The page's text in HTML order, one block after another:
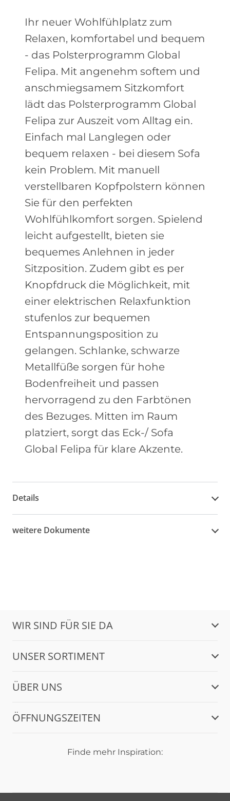
Ihr neuer Wohlfühlplatz zum
Relaxen, komfortabel und bequem
- das Polsterprogramm Global
Felipa. Mit angenehm softem und
anschmiegsamem Sitzkomfort
lädt das Polsterprogramm Global
Felipa zur Auszeit vom Alltag ein.
Einfach mal Langlegen oder
bequem relaxen - bei diesem Sofa
kein Problem. Mit manuell
verstellbaren Kopfpolstern können
Sie für den perfekten
Wohlfühlkomfort sorgen. Spielend
leicht aufgestellt, bieten sie
bequemes Anlehnen in jeder
Sitzposition. Zudem gibt es per
Knopfdruck die Möglichkeit, mit
einer elektrischen Relaxfunktion
stufenlos zur bequemen
Entspannungsposition zu
gelangen. Schlanke, schwarze
Metallfüße sorgen für hohe
Bodenfreiheit und passen
hervorragend zu den Farbtönen
des Bezuges. Mitten im Raum
platziert, sorgt das Eck-/ Sofa
Global Felipa für klare Akzente.
Details
weitere Dokumente
WIR SIND FÜR SIE DA
UNSER SORTIMENT
ÜBER UNS
ÖFFNUNGSZEITEN
Finde mehr Inspiration: